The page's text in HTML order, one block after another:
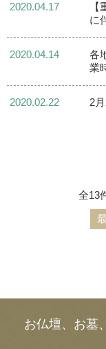
2020.04.17
に
2020.04.14
各
業
2020.02.22 2
全13
お仏壇、お墓